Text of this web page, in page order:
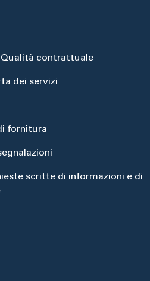
Qualità contrattuale
dei servizi
fornitura
scritte di informazioni e di